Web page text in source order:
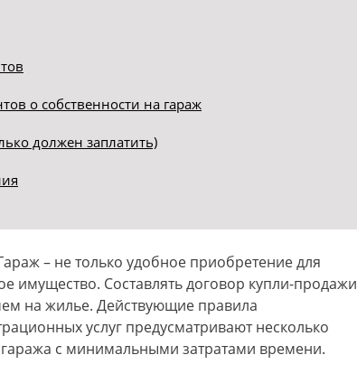
о собственности на гараж
должен заплатить)
– не только удобное приобретение для
имущество. Составлять договор купли-продажи
на жилье. Действующие правила
услуг предусматривают несколько
с минимальными затратами времени.